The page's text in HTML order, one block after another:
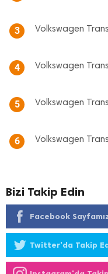
3 Volkswagen
4 Volkswagen
5 Volkswagen
6 Volkswagen
Bizi Takip Edin
Facebook
Twitter'da Takip